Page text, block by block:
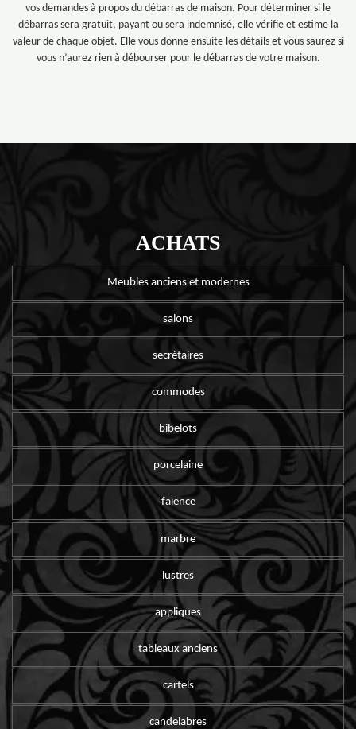
vos demandes à propos du débarras de maison. Pour déterminer si le
débarras sera gratuit, payant ou sera indemnisé, elle vérifie et estime la
valeur de chaque objet. Elle vous donne ensuite les détails et vous saurez si
vous n’aurez rien à débourser pour le débarras de votre maison.
ACHATS
Meubles anciens et modernes
salons
secrétaires
commodes
bibelots
porcelaine
faïence
marbre
lustres
appliques
tableaux anciens
cartels
candelabres